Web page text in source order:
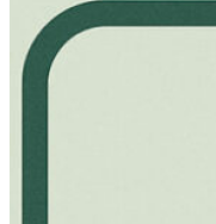
Sign in Sign up